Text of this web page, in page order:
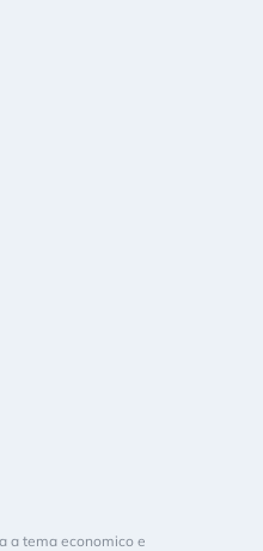
a tema economico e